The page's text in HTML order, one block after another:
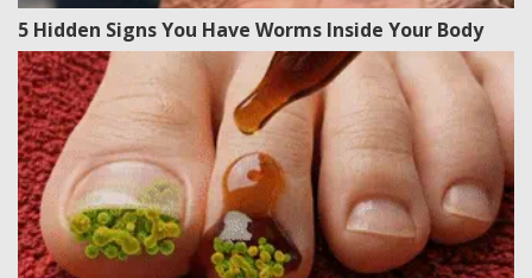
5 Hidden Signs You Have Worms Inside Your Body